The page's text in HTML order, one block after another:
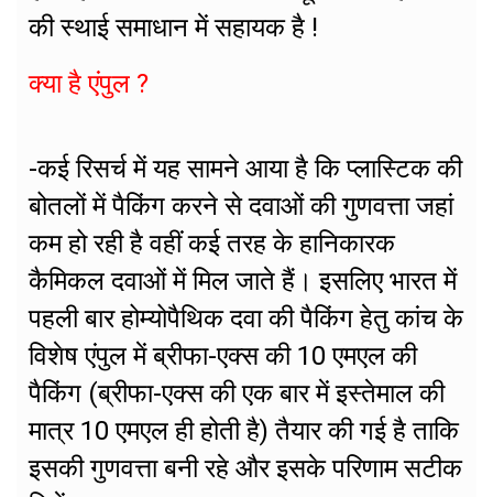
की स्थाई समाधान में सहायक है !
क्या है एंपुल ?
-कई रिसर्च में यह सामने आया है कि प्लास्टिक की
बोतलों में पैकिंग करने से दवाओं की गुणवत्ता जहां
कम हो रही है वहीं कई तरह के हानिकारक
कैमिकल दवाओं में मिल जाते हैं। इसलिए भारत में
पहली बार होम्योपैथिक दवा की पैकिंग हेतु कांच के
विशेष एंपुल में ब्रीफा-एक्स की 10 एमएल की
पैकिंग (ब्रीफा-एक्स की एक बार में इस्तेमाल की
मात्र 10 एमएल ही होती है) तैयार की गई है ताकि
इसकी गुणवत्ता बनी रहे और इसके परिणाम सटीक